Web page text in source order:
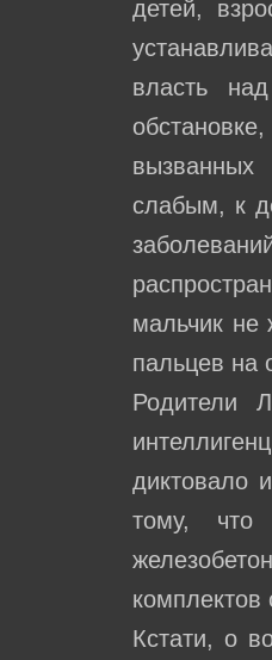
детей,
власть
слабым, к
мальчик не
пальцев на
Родители
диктовало
тому,
Кстати, о